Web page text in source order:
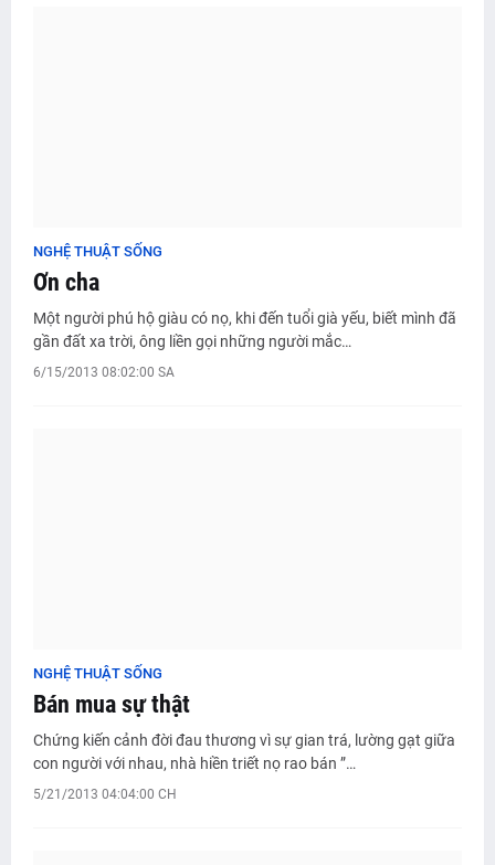
NGHỆ THUẬT SỐNG
Ơn cha
Một người phú hộ giàu có nọ, khi đến tuổi già yếu, biết mình đã
gần đất xa trời, ông liền gọi những người mắc…
6/15/2013 08:02:00 SA
NGHỆ THUẬT SỐNG
Bán mua sự thật
Chứng kiến cảnh đời đau thương vì sự gian trá, lường gạt giữa
con người với nhau, nhà hiền triết nọ rao bán ”…
5/21/2013 04:04:00 CH